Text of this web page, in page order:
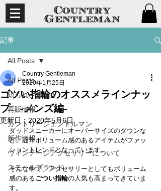
記事
All Posts
知られざる歴史
再販情報
カントリージェントルマン
新作情報
ヴィンテージアクセサリーについて
スモールブランド
All Posts
ゴツい指輪のオススメラインナッ
プ -メンズ編-
Country Gentleman
2020年1月25日
更新日： 2020年5月6日
ダッドスニーカーにオーバーサイズのダウンな
ど、近年ボリューム感のあるアイテムがファッ
ショントレンドとなっています。
そんな中で、アクセサリーとしてもボリューム
感のあるごつい指輪の人気も高まってきていま
す。